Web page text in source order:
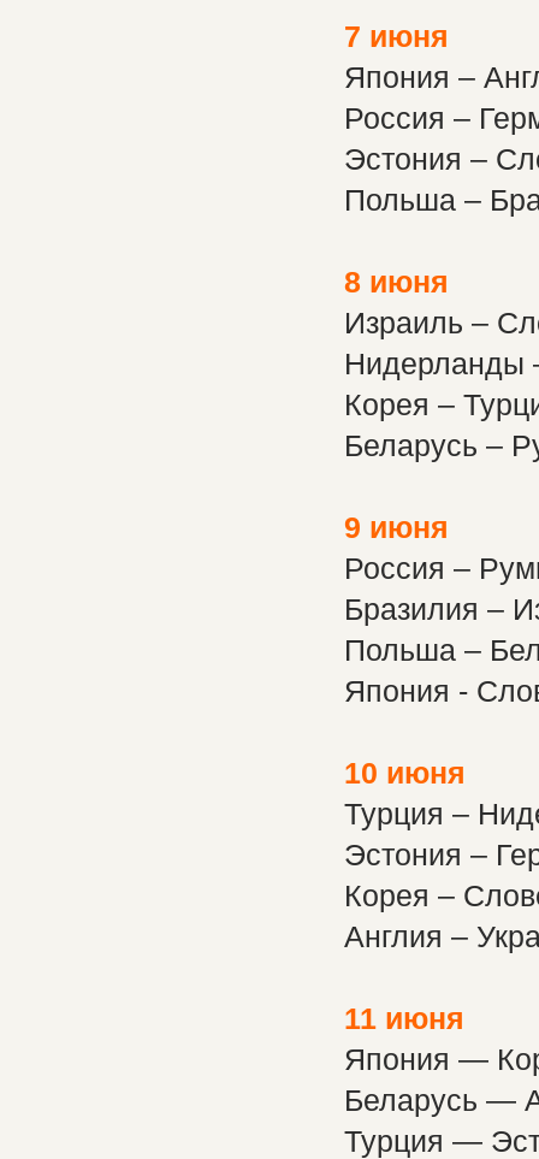
7 июня
Япония –
Россия –
Эстония –
Польша –
8 июня
Израиль –
Нидерланды
Корея –
Беларусь –
9 июня
Россия –
Бразилия –
Польша –
Япония -
10 июня
Турция –
Эстония –
Корея –
Англия –
11 июня
Япония —
Беларусь —
Турция —